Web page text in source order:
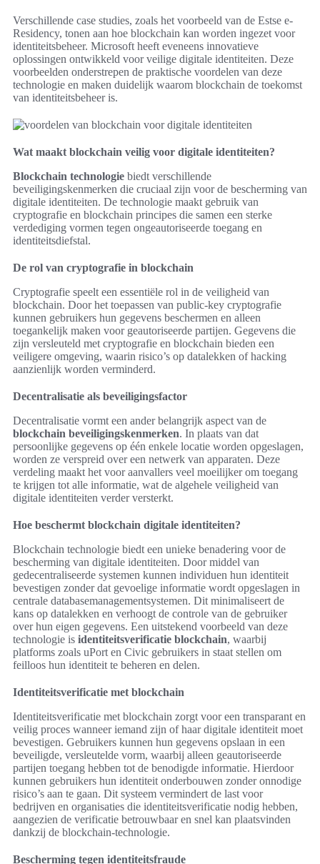
Verschillende case studies, zoals het voorbeeld van de Estse e-
Residency, tonen aan hoe blockchain kan worden ingezet voor
identiteitsbeheer. Microsoft heeft eveneens innovatieve
oplossingen ontwikkeld voor veilige digitale identiteiten. Deze
voorbeelden onderstrepen de praktische voordelen van deze
technologie en maken duidelijk waarom blockchain de toekomst
van identiteitsbeheer is.
Wat maakt blockchain veilig voor digitale identiteiten?
Blockchain technologie biedt verschillende
beveiligingskenmerken die cruciaal zijn voor de bescherming van
digitale identiteiten. De technologie maakt gebruik van
cryptografie en blockchain principes die samen een sterke
verdediging vormen tegen ongeautoriseerde toegang en
identiteitsdiefstal.
De rol van cryptografie in blockchain
Cryptografie speelt een essentiële rol in de veiligheid van
blockchain. Door het toepassen van public-key cryptografie
kunnen gebruikers hun gegevens beschermen en alleen
toegankelijk maken voor geautoriseerde partijen. Gegevens die
zijn versleuteld met cryptografie en blockchain bieden een
veiligere omgeving, waarin risico’s op datalekken of hacking
aanzienlijk worden verminderd.
Decentralisatie als beveiligingsfactor
Decentralisatie vormt een ander belangrijk aspect van de
blockchain beveiligingskenmerken. In plaats van dat
persoonlijke gegevens op één enkele locatie worden opgeslagen,
worden ze verspreid over een netwerk van apparaten. Deze
verdeling maakt het voor aanvallers veel moeilijker om toegang
te krijgen tot alle informatie, wat de algehele veiligheid van
digitale identiteiten verder versterkt.
Hoe beschermt blockchain digitale identiteiten?
Blockchain technologie biedt een unieke benadering voor de
bescherming van digitale identiteiten. Door middel van
gedecentraliseerde systemen kunnen individuen hun identiteit
bevestigen zonder dat gevoelige informatie wordt opgeslagen in
centrale databasemanagementsystemen. Dit minimaliseert de
kans op datalekken en verhoogt de controle van de gebruiker
over hun eigen gegevens. Een uitstekend voorbeeld van deze
technologie is identiteitsverificatie blockchain, waarbij
platforms zoals uPort en Civic gebruikers in staat stellen om
feilloos hun identiteit te beheren en delen.
Identiteitsverificatie met blockchain
Identiteitsverificatie met blockchain zorgt voor een transparant en
veilig proces wanneer iemand zijn of haar digitale identiteit moet
bevestigen. Gebruikers kunnen hun gegevens opslaan in een
beveiligde, versleutelde vorm, waarbij alleen geautoriseerde
partijen toegang hebben tot de benodigde informatie. Hierdoor
kunnen gebruikers hun identiteit onderbouwen zonder onnodige
risico’s aan te gaan. Dit systeem vermindert de last voor
bedrijven en organisaties die identiteitsverificatie nodig hebben,
aangezien de verificatie betrouwbaar en snel kan plaatsvinden
dankzij de blockchain-technologie.
Bescherming tegen identiteitsfraude